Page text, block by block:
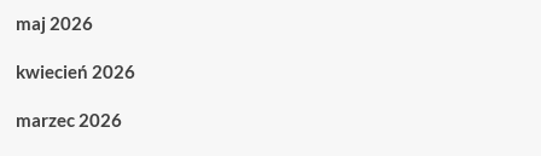
maj 2026
kwiecień 2026
marzec 2026